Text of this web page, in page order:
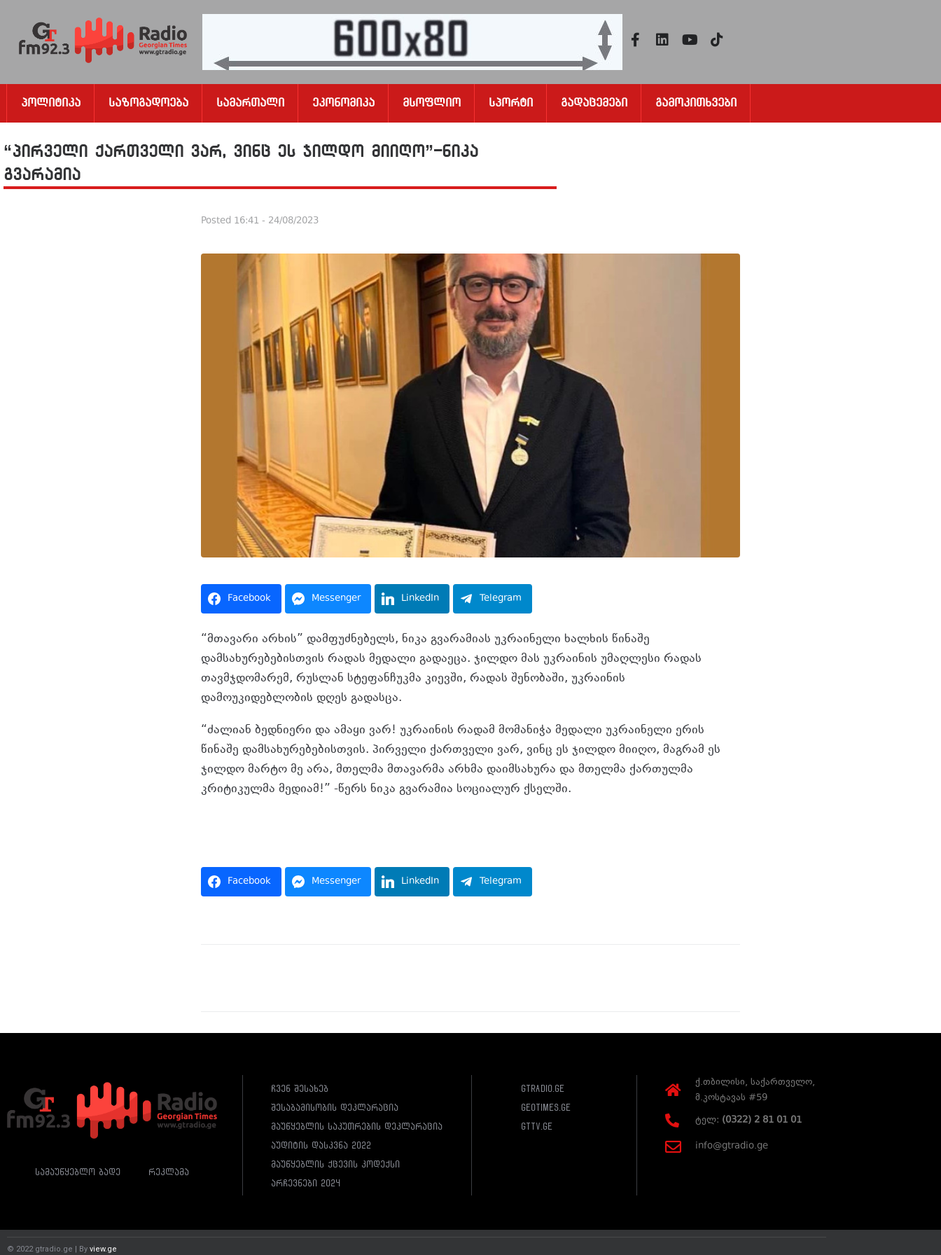
Პოლიტიკა Საზოგადოება Სამართალი Ეკონომიკა Მსოფლიო Სპორტი Გადაცემები Გამოკითხვები
“პირველი ქართველი ვარ, ვინც ეს ჯილდო მიიღო”-ნიკა
გვარამია
Posted 16:41 - 24/08/2023
Facebook Messenger LinkedIn Telegram
“მთავარი არხის” დამფუძნებელს, ნიკა გვარამიას უკრაინელი ხალხის წინაშე
დამსახურებებისთვის რადას მედალი გადაეცა. ჯილდო მას უკრაინის უმაღლესი რადას
თავმჯდომარემ, რუსლან სტეფანჩუკმა კიევში, რადას შენობაში, უკრაინის
დამოუკიდებლობის დღეს გადასცა.
“ძალიან ბედნიერი და ამაყი ვარ! უკრაინის რადამ მომანიჭა მედალი უკრაინელი ერის
წინაშე დამსახურებებისთვის. პირველი ქართველი ვარ, ვინც ეს ჯილდო მიიღო, მაგრამ ეს
ჯილდო მარტო მე არა, მთელმა მთავარმა არხმა დაიმსახურა და მთელმა ქართულმა
კრიტიკულმა მედიამ!” -წერს ნიკა გვარამია სოციალურ ქსელში.
Facebook Messenger LinkedIn Telegram
სამაუწყებლო ბადე რეკლამა
ჩვენ შესახებ
შესაბამისობის დეკლარაცია
მაუწყებლის საკუთრების დეკლარაცია
აუდიტის დასკვნა 2022
მაუწყებლის ქცევის კოდექსი
არჩევნები 2024
gtradio.ge
geotimes.ge
gttv.ge
ქ.თბილისი, საქართველო,
მ.კოსტავას #59
ტელ: (0322) 2 81 01 01
info@gtradio.ge
© 2022 gtradio.ge | By view.ge